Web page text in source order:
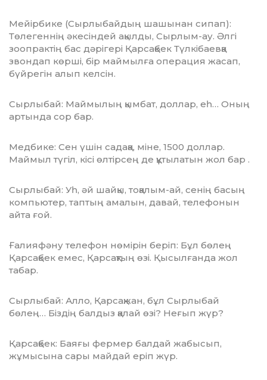
Мейірбике (Сырлыбайдың шашынан сипап):
Төле­ген­нің әкесіндей ақылды, Сырлым-ау. Әлгі
зоопрактің бас дәрігері Қарсақбек Түлкі­баевқа
звондап көрші, бір маймылға операция жасап,
бүйрегін алып келсін.
Сырлыбай: Маймылың қымбат, доллар, еһ… Оның
артында сор бар.
Медбике: Сен үшін садақа, міне, 1500 доллар.
Маймыл түгіл, кісі өлтірсең де құты­латын жол бар .
Сырлыбай: Уһ, әй шайқы, тоқалым-ай, сенің басың
компьютер, таптың амалын, давай, телефонын
айта ғой.
Ғалияфәну телефон нөмірін беріп: Бұл бөлең
Қарсақбек емес, Қарсақтың өзі. Қысыл­ғанда жол
табар.
Сырлыбай: Алло, Қарсақжан, бұл Сырлыбай
бөлең… Біздің балдыз қалай өзі? Неғып жүр?
Қарсақбек: Баяғы фермер балдай жабысып,
жұмысына сары майдай еріп жүр.